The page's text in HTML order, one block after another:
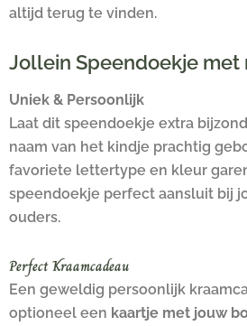
altijd terug te vinden.
Jollein Speendoekje met
Uniek & Persoonlijk
Laat dit speendoekje extra
naam van het kindje prachtig
favoriete lettertype en kleur
speendoekje perfect aansluit bij
ouders.
Perfect Kraamcadeau
Een geweldig persoonlijk
optioneel een kaartje met jouw